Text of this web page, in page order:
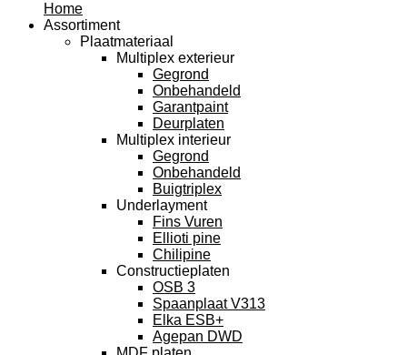
Home
Assortiment
Plaatmateriaal
Multiplex exterieur
Gegrond
Onbehandeld
Garantpaint
Deurplaten
Multiplex interieur
Gegrond
Onbehandeld
Buigtriplex
Underlayment
Fins Vuren
Ellioti pine
Chilipine
Constructieplaten
OSB 3
Spaanplaat V313
Elka ESB+
Agepan DWD